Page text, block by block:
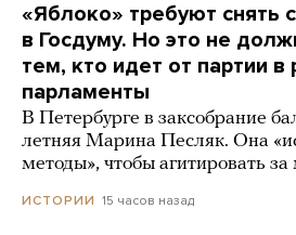
«Яблоко» требуют снять
в Госдуму. Но это не
тем, кто идет от партии
парламенты
В Петербурге в заксобрание
летняя Марина Песляк. Она
методы», чтобы агитировать
ИСТОРИИ 15 часов назад